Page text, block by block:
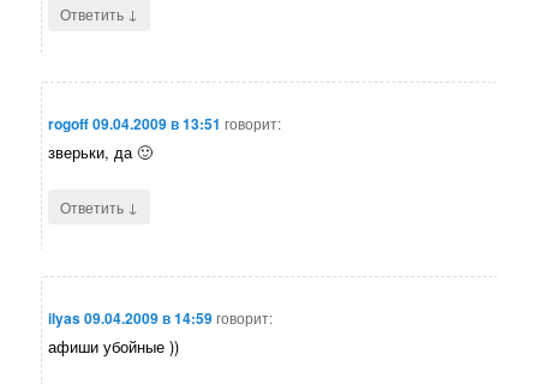
Ответить ↓
rogoff09.04.2009 в 13:51 говорит:
зверьки, да 🙂
Ответить ↓
ilyas09.04.2009 в 14:59говорит:
афиши убойные ))